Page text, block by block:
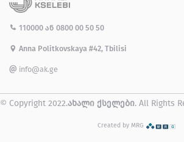
110000 ან 0800 00 50 50
Anna Politkovskaya #42, Tbilisi
info@ak.ge
© Copyright 2022.ახალი ქსელები. All Rights
Created by MRG